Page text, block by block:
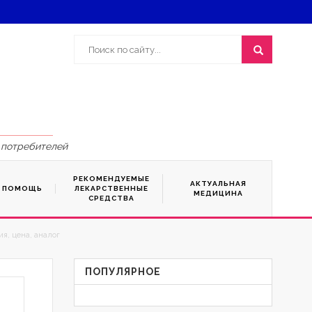
ПОМОЩЬ
РЕКОМЕНДУЕМЫЕ
ЛЕКАРСТВЕННЫЕ
СРЕДСТВА
АКТУАЛЬНАЯ
МЕДИЦИНА
цена, аналог
ПОПУЛЯРНОЕ